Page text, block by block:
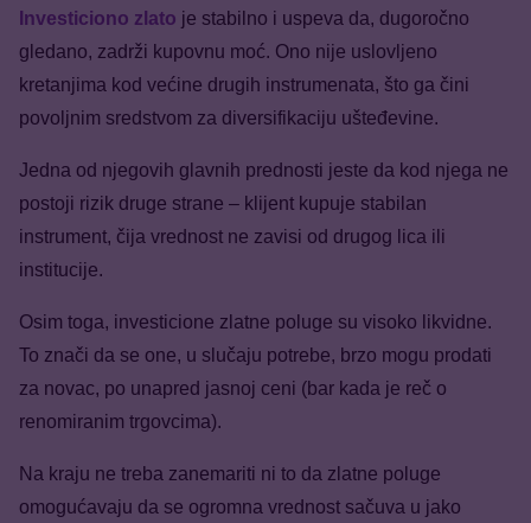
Investiciono zlato je stabilno i uspeva da, dugoročno
gledano, zadrži kupovnu moć. Ono nije uslovljeno
kretanjima kod većine drugih instrumenata, što ga čini
povoljnim sredstvom za diversifikaciju ušteđevine.
Jedna od njegovih glavnih prednosti jeste da kod njega ne
postoji rizik druge strane – klijent kupuje stabilan
instrument, čija vrednost ne zavisi od drugog lica ili
institucije.
Osim toga, investicione zlatne poluge su visoko likvidne.
To znači da se one, u slučaju potrebe, brzo mogu prodati
za novac, po unapred jasnoj ceni (bar kada je reč o
renomiranim trgovcima).
Na kraju ne treba zanemariti ni to da zlatne poluge
omogućavaju da se ogromna vrednost sačuva u jako